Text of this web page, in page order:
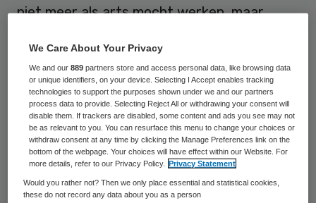
niet meer als arts mocht werken, maar
Bialoglowski wil zijn praktijk graag
voortzetten, zo zei hij vrijdag bij de
rechtbank in Amsterdam.
Helemaal in zijn eentje wil Bialoglowski niet
verder; hij zou graag met anderen in een
praktijk willen werken. Dan zouden de
administratie en de dossiers in elk geval op
We Care About Your Privacy
We and our889 partners store and access personal data, like browsing data
or unique identifiers, on your device. Selecting I Accept enables tracking
technologies to support the purposes shown under we and our partners
process data to provide. Selecting Reject All or withdrawing your consent will
disable them. If trackers are disabled, some content and ads you see may not
be as relevant to you. You can resurface this menu to change your choices or
withdraw consent at any time by clicking the Manage Preferences link on the
bottom of the webpage. Your choices will have effect within our Website. For
more details, refer to our Privacy Policy.
Privacy Statement
Would you rather not? Then we only place essential and statistical cookies,
these do not record any data about you as a person